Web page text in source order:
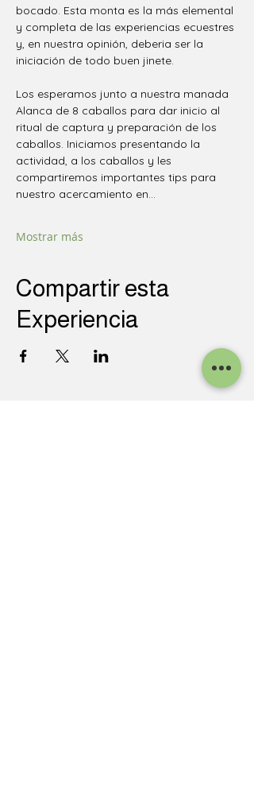
bocado. Esta monta es la más elemental
y completa de las experiencias ecuestres
y, en nuestra opinión, deberia ser la
iniciación de todo buen jinete.
Los esperamos junto a nuestra manada
Alanca de 8 caballos para dar inicio al
ritual de captura y preparación de los
caballos. Iniciamos presentando la
actividad, a los caballos y les
compartiremos importantes tips para
nuestro acercamiento en…
Mostrar más
Compartir esta
Experiencia